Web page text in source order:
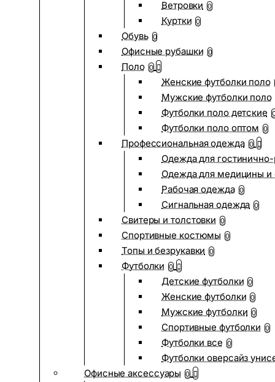
Ветровки 0
Куртки 0
Обувь 0
Офисные рубашки 0
Поло 0
Женские футболки поло
Мужские футболки поло
Футболки поло детские
Футболки поло оптом 0
Профессиональная одежда 0
Одежда для
Одежда для медицины и
Рабочая одежда 0
Сигнальная одежда 0
Свитеры и толстовки 0
Спортивные костюмы 0
Топы и безрукавки 0
Футболки 0
Детские футболки 0
Женские футболки 0
Мужские футболки 0
Спортивные футболки 0
Футболки все 0
Футболки оверсайз
Офисные аксессуары 0